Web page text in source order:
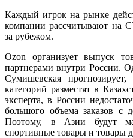
Каждый игрок на рынке
компании рассчитывают на
за рубежом.
Ozon организует выпуск
партнерами внутри России.
Сумишевская
категорий разместят в
эксперта, в России
большого объема заказов с
Поэтому, в Азии будут
спортивные товары и товары